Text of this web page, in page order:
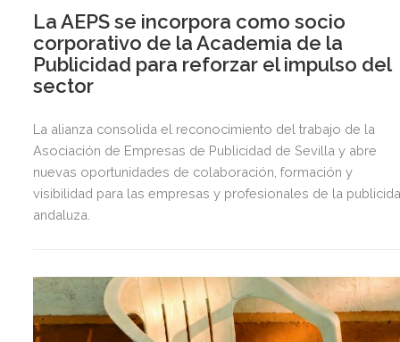
La AEPS se incorpora como socio
corporativo de la Academia de la
Publicidad para reforzar el impulso del
sector
La alianza consolida el reconocimiento del trabajo de la
Asociación de Empresas de Publicidad de Sevilla y abre
nuevas oportunidades de colaboración, formación y
visibilidad para las empresas y profesionales de la
andaluza.